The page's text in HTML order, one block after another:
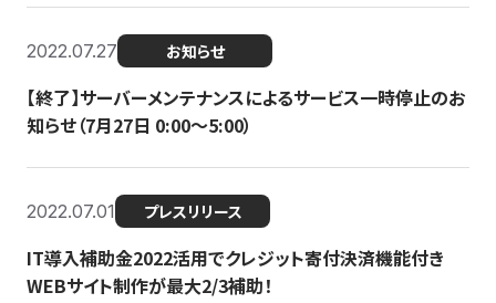
2022.07.27 お知らせ
【終了】サーバーメンテナンスによるサービス一時停止のお
知らせ（7月27日 0:00〜5:00）
2022.07.01 プレスリリース
IT導入補助金2022活用でクレジット寄付決済機能付き
WEBサイト制作が最大2/3補助！